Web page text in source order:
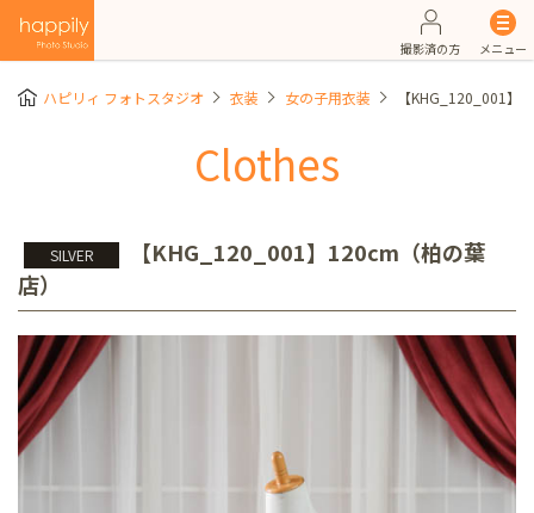
撮影済の方 メニュー
ハピリィ フォトスタジオ 衣装 女の子用衣装 【KHG_120_001】
Clothes
SILVER
【KHG_120_001】120cm（柏の葉
店）